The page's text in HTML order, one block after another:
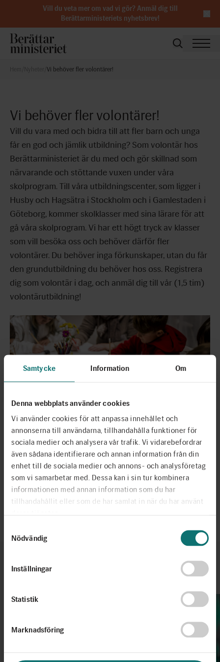
Samtycke Information Om
Denna webbplats använder cookies
Vi använder cookies för att anpassa innehållet och
annonserna till användarna, tillhandahålla funktioner för
sociala medier och analysera vår trafik. Vi vidarebefordrar
även sådana identifierare och annan information från din
enhet till de sociala medier och annons- och analysföretag
som vi samarbetar med. Dessa kan i sin tur kombinera
informationen med annan information som du har
tillhandahållit eller som de har samlat in när du har använt
Nödvändig
Inställningar
Statistik
Marknadsföring
Vill du veta mer om vad vi gör? Anmäl dig till
Berättarministeriets nyhetsbrev!
Vi behöver fler volontärer!
Vi behöver fler volontärer!
Vill du vara med och bidra till att fler barn och unga
får en god och jämlik utbildning? Som volontär hos
Berättarministeriet är du med och gör skillnad som
närvarande och stöttande vuxen under våra
skolprogram. Till våra utbildningscenter, som ligger i
Husby och Hagsätra i Stockholm och i Gamlestaden i
Göteborg, kommer skolklasser med sina lärare för att
gå våra skolprogram. Vi har ett högt tryck av klasser
som vill besöka oss och behöver därför fler
volontärer. Du behöver inga förkunskaper, utan du får
den grundutbildning du behöver hos oss. Registrera
dig som volontär i dag, och anmäl dig till vår (1,5 tim)
volontärutbildning!
Dela
Fler artiklar